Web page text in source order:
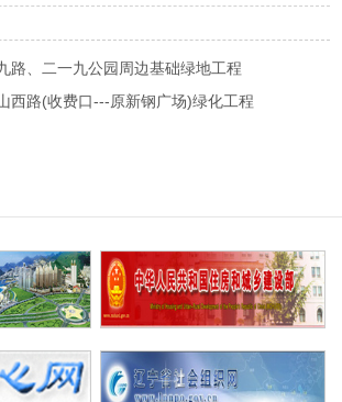
路、二一九公园周边基础绿地工程
西路(收费口---原新钢广场)绿化工程